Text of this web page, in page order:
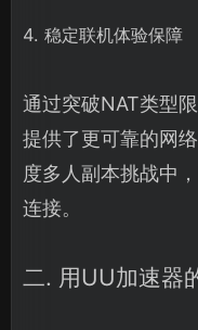
4. 稳定联机体验保障
通过突破NAT类型
提供了更可靠的网
度多人副本挑战中
连接。
二. 用UU加速器